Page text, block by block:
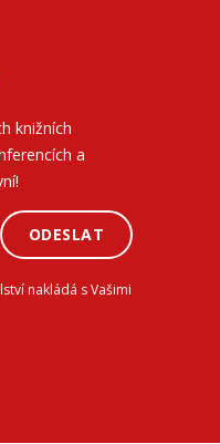
knižních
a
ODESLAT
nakládá s Vašimi